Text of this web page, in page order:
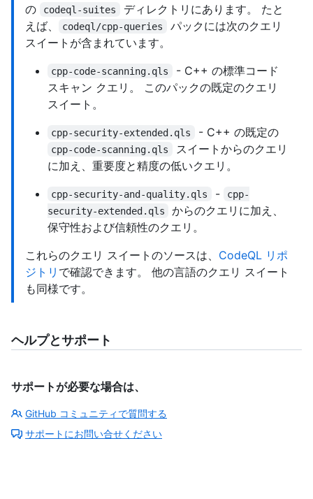
の
codeql-suites
ディレクトリにあります。 たと
えば、
codeql/cpp-queries
パックには次のクエリ
スイートが含まれています。
cpp-code-scanning.qls
- C++ の標準コード
スキャン クエリ。 このパックの既定のクエリ
スイート。
cpp-security-extended.qls - C++ の既定の
cpp-code-scanning.qls
スイートからのクエリ
に加え、重要度と精度の低いクエリ。
cpp-security-and-quality.qls -
cpp-
security-extended.qls
からのクエリに加え、
保守性および信頼性のクエリ。
これらのクエリ スイートのソースは、 CodeQL リポ
ジトリ で確認できます。 他の言語のクエリ スイート
も同様です。
ヘルプとサポート
サポートが必要な場合は、
GitHub コミュニティで質問する
サポートにお問い合せください